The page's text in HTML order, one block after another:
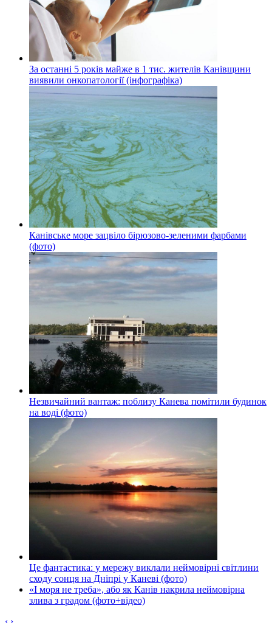
За останні 5 років майже в 1 тис. жителів Канівщини
виявили онкопатології (інфографіка)
Канівське море зацвіло бірюзово-зеленими фарбами
(фото)
Незвичайний вантаж: поблизу Канева помітили будинок
на воді (фото)
Це фантастика: у мережу виклали неймовірні світлини
сходу сонця на Дніпрі у Каневі (фото)
«І моря не треба», або як Канів накрила неймовірна
злива з градом (фото+відео)
‹ ›